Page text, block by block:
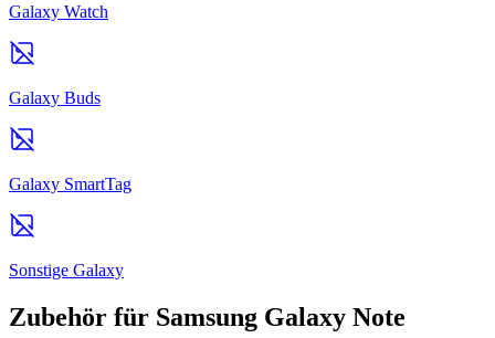
Galaxy Watch
Galaxy Buds
Galaxy SmartTag
Sonstige Galaxy
Zubehör für Samsung Galaxy Note